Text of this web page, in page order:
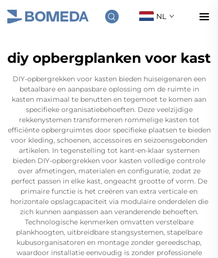
NL
diy opbergplanken voor kast
DIY-opbergrekken voor kasten bieden huiseigenaren een
betaalbare en aanpasbare oplossing om de ruimte in
kasten maximaal te benutten en tegemoet te komen aan
specifieke organisatiebehoeften. Deze veelzijdige
rekkenystemen transformeren rommelige kasten tot
efficiënte opbergruimtes door specifieke plaatsen te bieden
voor kleding, schoenen, accessoires en seizoensgebonden
artikelen. In tegenstelling tot kant-en-klaar systemen
bieden DIY-opbergrekken voor kasten volledige controle
over afmetingen, materialen en configuratie, zodat ze
perfect passen in elke kast, ongeacht grootte of vorm. De
primaire functie is het creëren van extra verticale en
horizontale opslagcapaciteit via modulaire onderdelen die
zich kunnen aanpassen aan veranderende behoeften.
Technologische kenmerken omvatten verstelbare
plankhoogten, uitbreidbare stangsystemen, stapelbare
kubusorganisatoren en montage zonder gereedschap,
waardoor installatie eenvoudig is zonder professionele